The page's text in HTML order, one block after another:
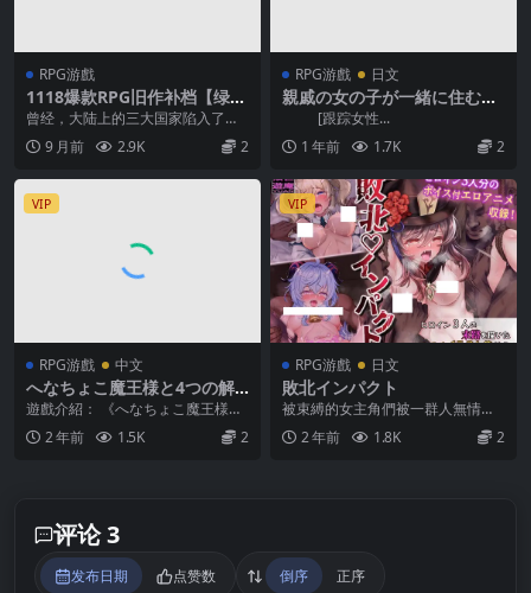
RPG游戲
1118爆款RPG旧作补档【绿帽
恶堕】弥赛亚骑士团（真实的
答案） ナイツ・オブ・メサイ
ア【真実の答え】 Ver1.0.2
曾经，大陆上的三大国家陷入了残
酷的乱战当中，他们都想要消灭另
外两个对手，让自己的...
9 月前 2.9K 2
RPG游戲 日文
親戚の女の子が一緒に住むこ
とになったら…(ver2025.2.1
[跟踪女性...
1 年前
1.7K 2
VIP
RPG游戲 中文
へなちょこ魔王様と4つの解
呪石 AI翻中文
遊戲介紹： 《へなちょこ魔王様と
4つの解呪石》是一款揉合了角色扮
演與動作要素的成...
2 年前 1.5K 2
VIP
RPG游戲 日文
敗北インパクト
被束縛的女主角們被一群人無情地
侵犯至極限！ 迴響的嬌聲，不期而
至的高潮， 無論她...
2 年前 1.8K 2
评论 3
发布日期 点赞数 倒序 正序